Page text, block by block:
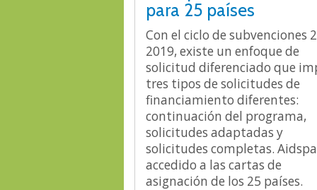
para 25 países
Con el ciclo de subvenciones
2019, existe un enfoque de
solicitud diferenciado que
tres tipos de solicitudes de
financiamiento diferentes:
continuación del programa,
solicitudes adaptadas y
solicitudes completas.
accedido a las cartas de
asignación de los 25 países.